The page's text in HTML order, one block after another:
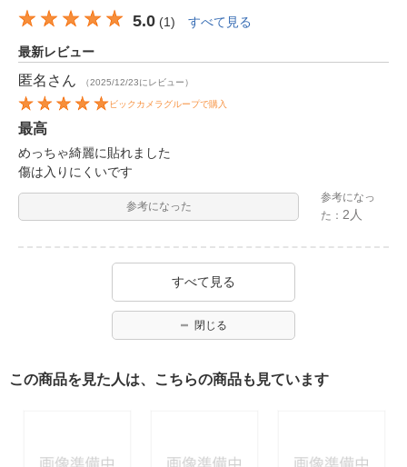
5.0 (1) すべて見る
最新レビュー
匿名 さん （2025/12/23にレビュー）
ビックカメラグループで購入
最高
めっちゃ綺麗に貼れました
傷は入りにくいです
参考になった
参考になっ
た：2人
すべて見る
閉じる
この商品を見た人は、こちらの商品も見ています